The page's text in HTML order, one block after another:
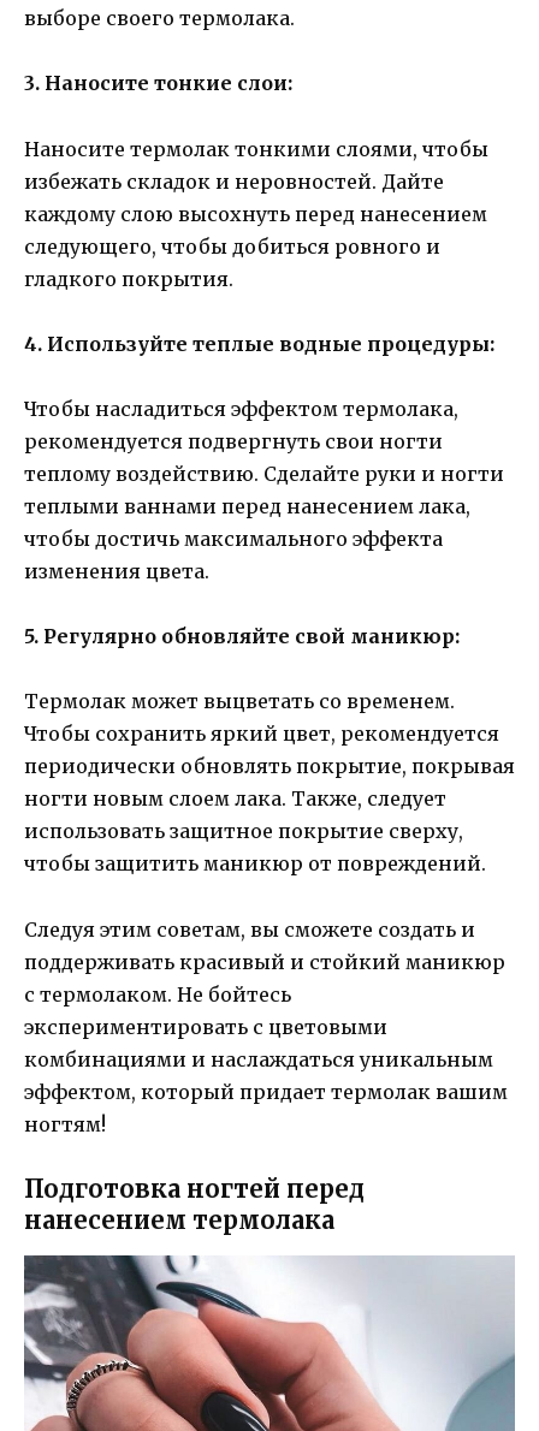
выборе своего термолака.
3. Наносите тонкие слои:
Наносите термолак тонкими слоями, чтобы
избежать складок и неровностей. Дайте
каждому слою высохнуть перед нанесением
следующего, чтобы добиться ровного и
гладкого покрытия.
4. Используйте теплые водные процедуры:
Чтобы насладиться эффектом термолака,
рекомендуется подвергнуть свои ногти
теплому воздействию. Сделайте руки и ногти
теплыми ваннами перед нанесением лака,
чтобы достичь максимального эффекта
изменения цвета.
5. Регулярно обновляйте свой маникюр:
Термолак может выцветать со временем.
Чтобы сохранить яркий цвет, рекомендуется
периодически обновлять покрытие, покрывая
ногти новым слоем лака. Также, следует
использовать защитное покрытие сверху,
чтобы защитить маникюр от повреждений.
Следуя этим советам, вы сможете создать и
поддерживать красивый и стойкий маникюр
с термолаком. Не бойтесь
экспериментировать с цветовыми
комбинациями и наслаждаться уникальным
эффектом, который придает термолак вашим
ногтям!
Подготовка ногтей перед
нанесением термолака